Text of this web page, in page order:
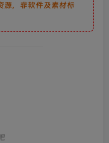
源，非软件及素材标